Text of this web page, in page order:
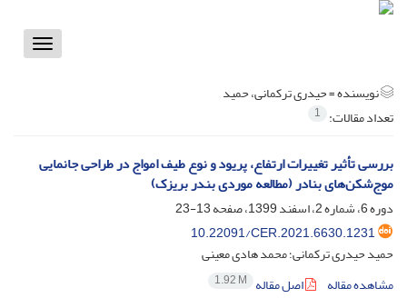
Toggle
نویسنده =حیدری ترکمانی، حمید
تعداد مقالات: 1
بررسی تأثیر تغییرات ارتفاع، پریود و نوع طیف امواج در طراحی جانمایی
موج‌شکن‌های بنادر (مطالعه موردی بندر بریزک)
دوره 6، شماره 2، اسفند 1399، صفحه
13-23
10.22091/CER.2021.6630.1231
حمید حیدری ترکمانی؛ محمد هادی معینی
مشاهده مقاله
اصل مقاله 1.92 M